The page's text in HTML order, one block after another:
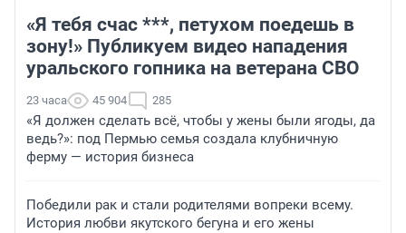
«Я тебя счас ***, петухом поедешь в
зону!» Публикуем видео нападения
уральского гопника на ветерана СВО
23 часа 45 904 285
«Я должен сделать всё, чтобы у жены были ягоды, да
ведь?»: под Пермью семья создала клубничную
ферму — история бизнеса
Победили рак и стали родителями вопреки всему.
История любви якутского бегуна и его жены